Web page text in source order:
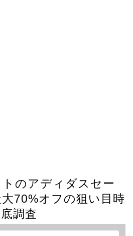
のアディダスセー
70%オフの狙い目時
調査